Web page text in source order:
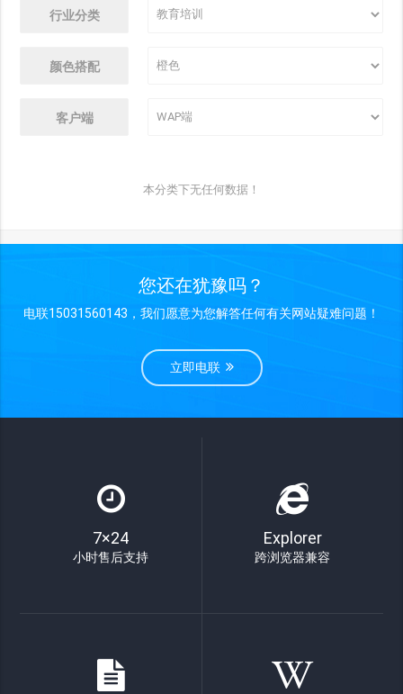
行业分类
颜色搭配
客户端
本分类下无任何数据！
您还在犹豫吗？
电联15031560143，我们愿意为您解答任何有关网站疑难问题！
立即电联
7×24
小时售后支持
Explorer
跨浏览器兼容